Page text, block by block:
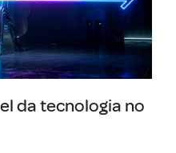
da tecnologia no